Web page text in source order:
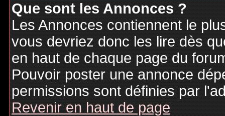
Que sont les Annonces ?
Les Annonces contiennent le
vous devriez donc les lire dès
en haut de chaque page du
Pouvoir poster une annonce
permissions sont définies par
Revenir en haut de page